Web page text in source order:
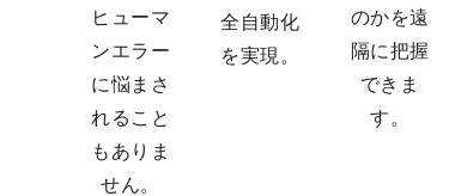
ヒューマ
ンエラー
に悩まさ
れること
もありま
せん。
全自動化
を実現。
のかを遠
隔に把握
できま
す。